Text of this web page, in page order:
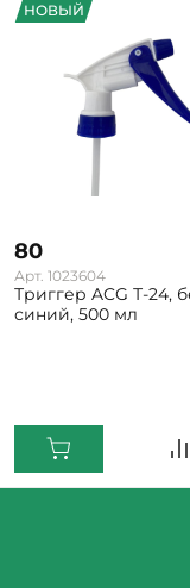
НОВЫЙ
80
Арт. 1023604
Триггер ACG Т-24,
синий, 500 мл